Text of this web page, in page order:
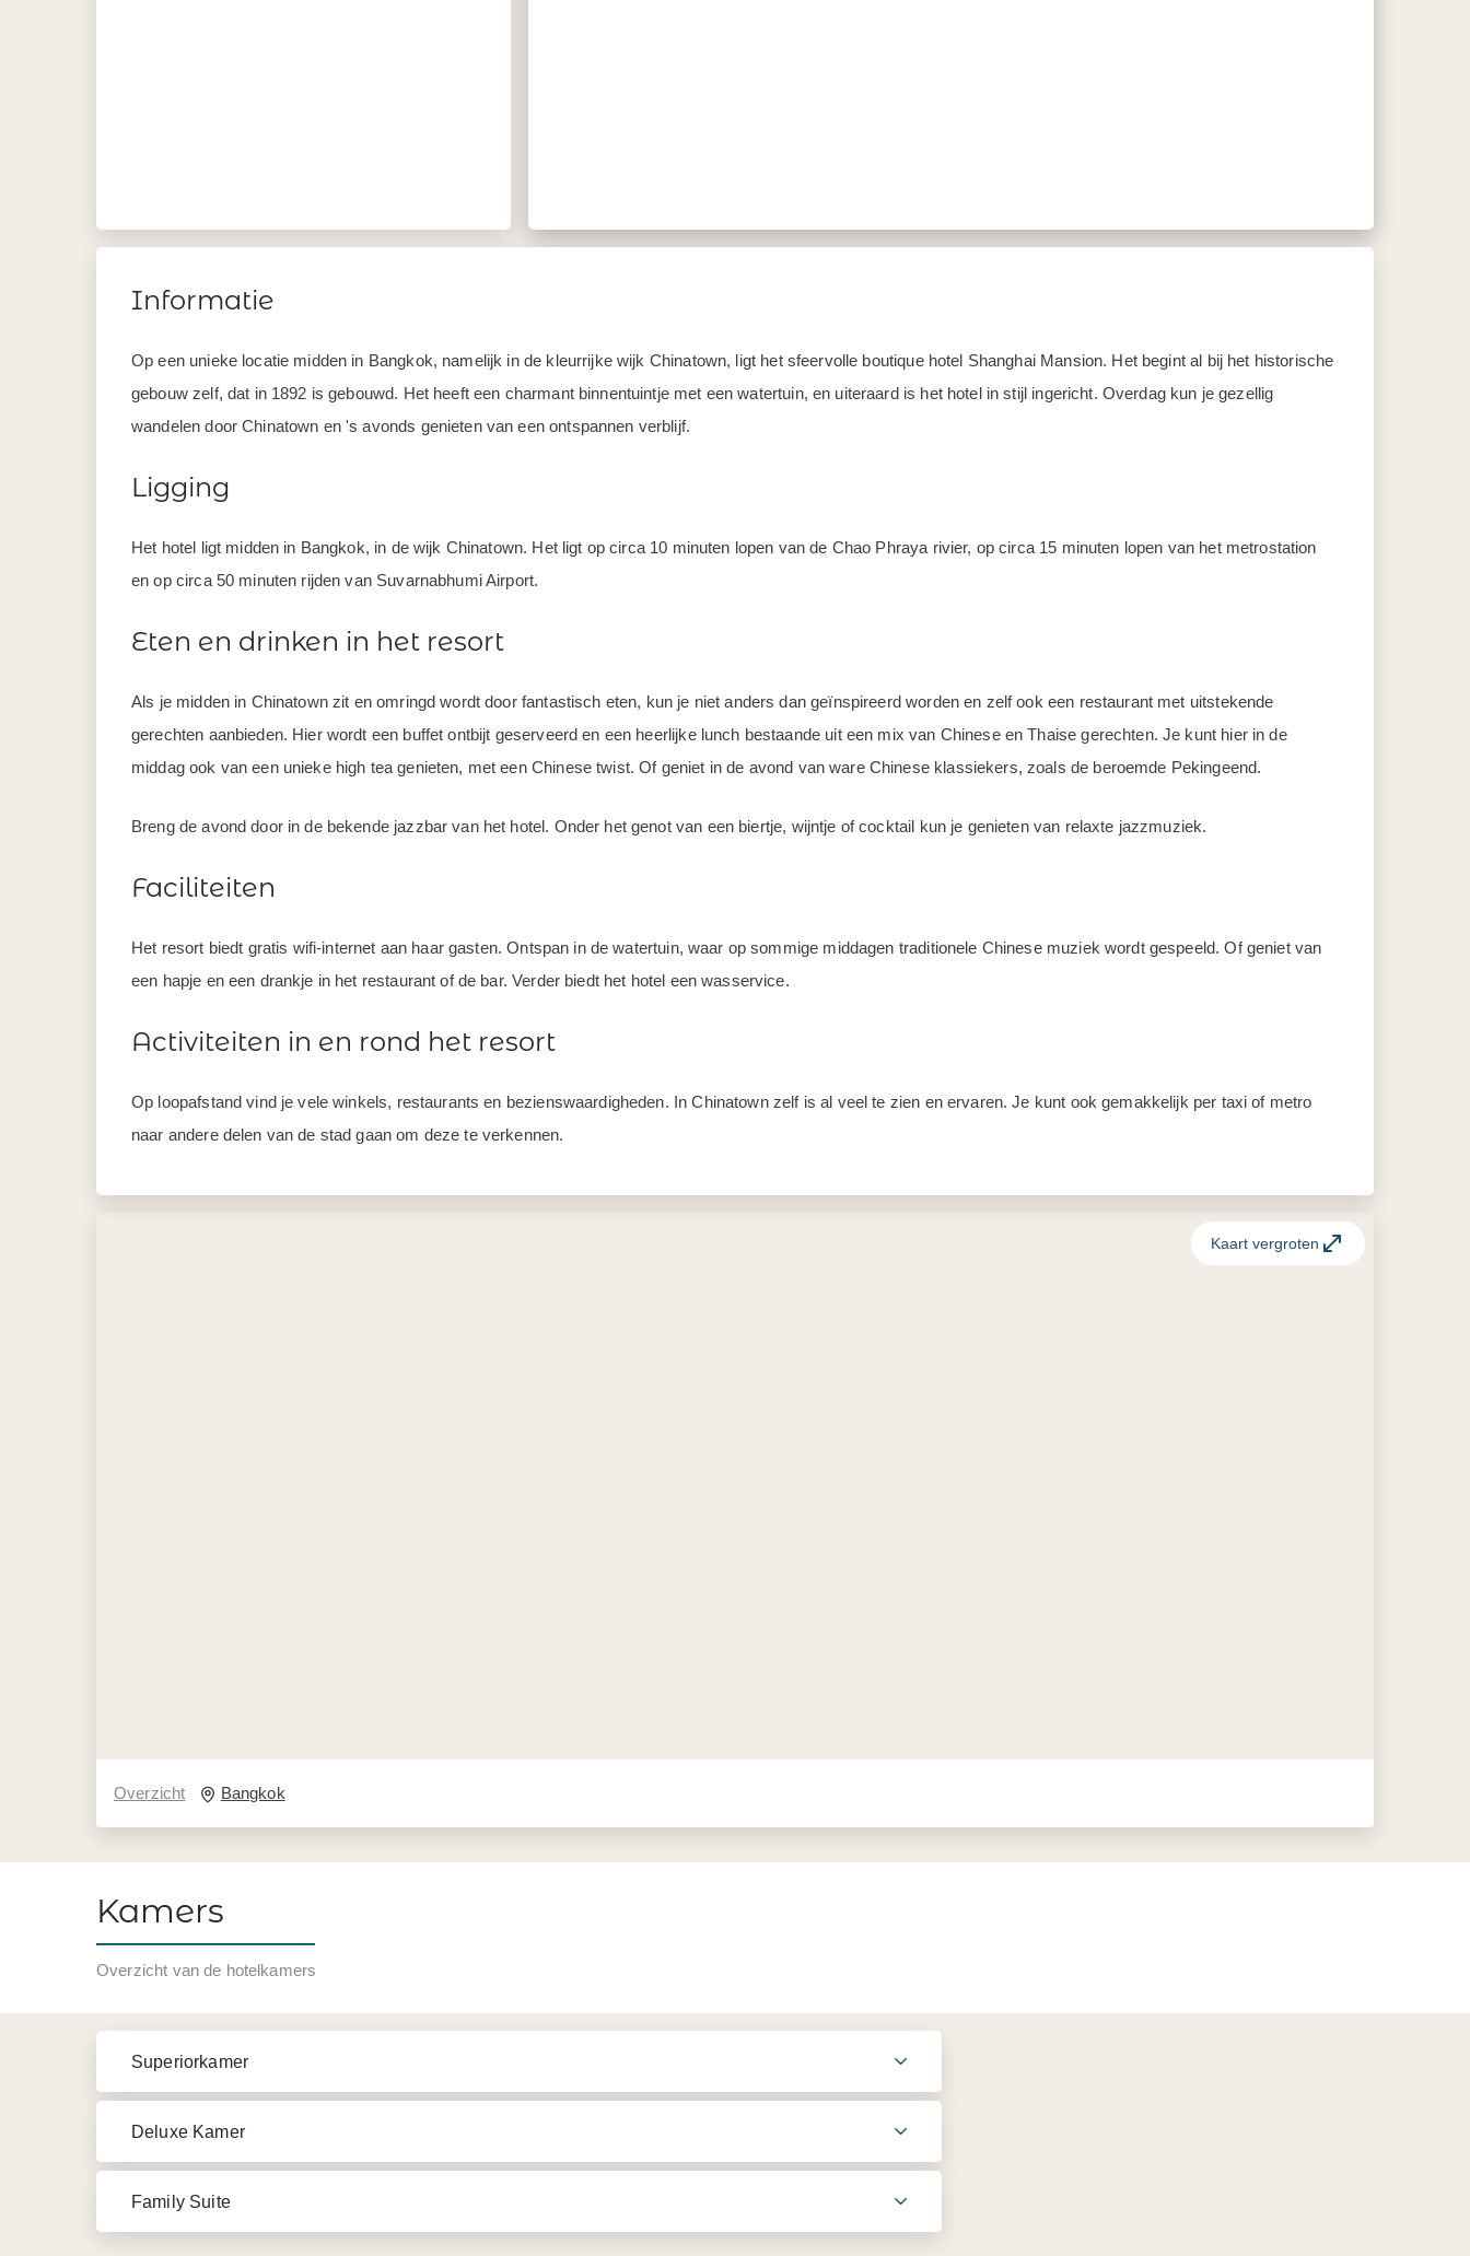
Informatie
Op een unieke locatie midden in Bangkok, namelijk in de kleurrijke wijk Chinatown, ligt het sfeervolle boutique hotel Shanghai Mansion. Het begint al bij het historische
gebouw zelf, dat in 1892 is gebouwd. Het heeft een charmant binnentuintje met een watertuin, en uiteraard is het hotel in stijl ingericht. Overdag kun je gezellig
wandelen door Chinatown en 's avonds genieten van een ontspannen verblijf.
Ligging
Het hotel ligt midden in Bangkok, in de wijk Chinatown. Het ligt op circa 10 minuten lopen van de Chao Phraya rivier, op circa 15 minuten lopen van het metrostation
en op circa 50 minuten rijden van Suvarnabhumi Airport.
Eten en drinken in het resort
Als je midden in Chinatown zit en omringd wordt door fantastisch eten, kun je niet anders dan geïnspireerd worden en zelf ook een restaurant met uitstekende
gerechten aanbieden. Hier wordt een buffet ontbijt geserveerd en een heerlijke lunch bestaande uit een mix van Chinese en Thaise gerechten. Je kunt hier in de
middag ook van een unieke high tea genieten, met een Chinese twist. Of geniet in de avond van ware Chinese klassiekers, zoals de beroemde Pekingeend.
Breng de avond door in de bekende jazzbar van het hotel. Onder het genot van een biertje, wijntje of cocktail kun je genieten van relaxte jazzmuziek.
Faciliteiten
Het resort biedt gratis wifi-internet aan haar gasten. Ontspan in de watertuin, waar op sommige middagen traditionele Chinese muziek wordt gespeeld. Of geniet van
een hapje en een drankje in het restaurant of de bar. Verder biedt het hotel een wasservice.
Activiteiten in en rond het resort
Op loopafstand vind je vele winkels, restaurants en bezienswaardigheden. In Chinatown zelf is al veel te zien en ervaren. Je kunt ook gemakkelijk per taxi of metro
naar andere delen van de stad gaan om deze te verkennen.
Overzicht Bangkok
Kaart vergroten
Kamers
Overzicht van de hotelkamers
Superiorkamer
Deluxe Kamer
Family Suite